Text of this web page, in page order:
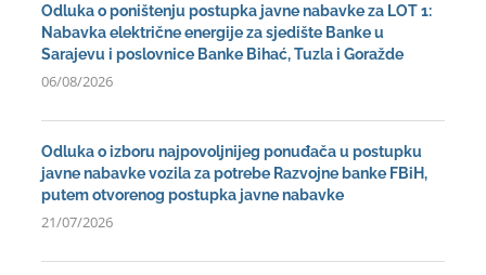
Odluka o poništenju postupka javne nabavke za LOT 1:
Nabavka električne energije za sjedište Banke u
Sarajevu i poslovnice Banke Bihać, Tuzla i Goražde
06/08/2026
Odluka o izboru najpovoljnijeg ponuđača u postupku
javne nabavke vozila za potrebe Razvojne banke FBiH,
putem otvorenog postupka javne nabavke
21/07/2026